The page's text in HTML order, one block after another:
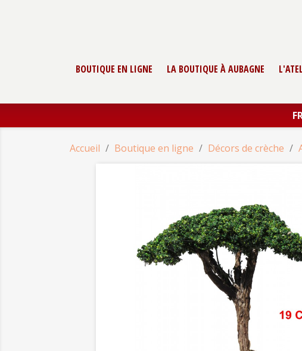
BOUTIQUE EN LIGNE LA BOUTIQUE À AUBAGNE
Accueil Boutique en ligne Décors de crèche